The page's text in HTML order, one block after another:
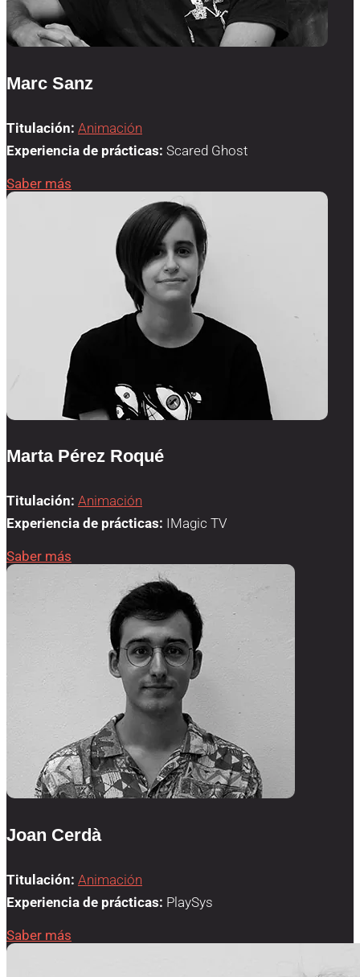
Marc Sanz
Titulación: Animación
Experiencia de prácticas: Scared Ghost
Saber más
Marta Pérez Roqué
Titulación: Animación
Experiencia de prácticas: IMagic TV
Saber más
Joan Cerdà
Titulación: Animación
Experiencia de prácticas: PlaySys
Saber más